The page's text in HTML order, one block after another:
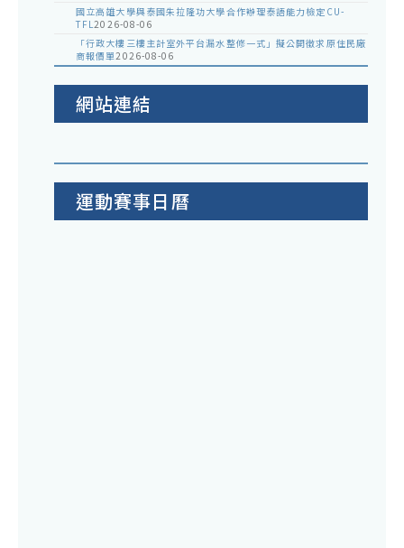
國立高雄大學與泰國朱拉隆功大學合作辦理泰語能力檢定CU-
TFL2026-08-06
「行政大樓三樓主計室外平台漏水整修一式」擬公開徵求原住民廠
商報價單2026-08-06
網站連結
運動賽事日曆